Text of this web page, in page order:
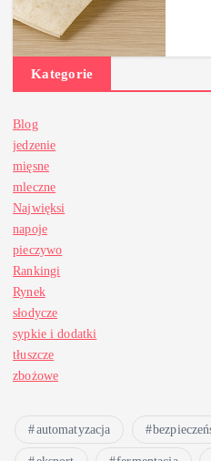
Kategorie
Blog
jedzenie
mięsne
mleczne
Najwięksi
napoje
pieczywo
Rankingi
Rynek
słodycze
sypkie i dodatki
tłuszcze
zbożowe
automatyzacja